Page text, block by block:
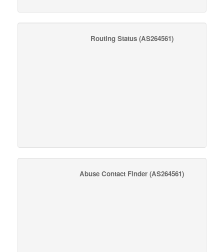
Routing Status(AS264561)
Abuse Contact Finder (AS264561)